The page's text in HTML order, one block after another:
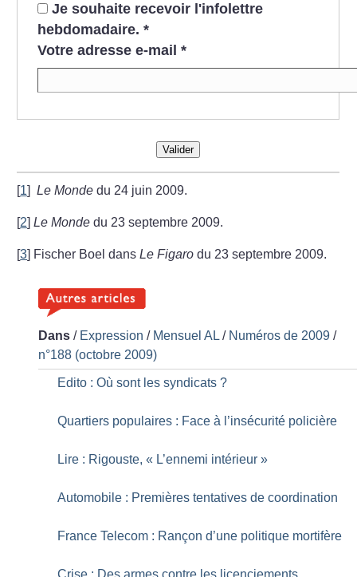
Je souhaite recevoir l'infolettre
hebdomadaire. *
Votre adresse e-mail *
Valider
[1] Le Monde du 24 juin 2009.
[2]Le Monde du 23 septembre 2009.
[3] Fischer Boel dansLe Figaro du 23 septembre 2009.
Dans / Expression / Mensuel AL/ Numéros de 2009 /
n°188 (octobre 2009)
Edito : Où sont les syndicats ?
Quartiers populaires : Face à l’insécurité policière
Lire : Rigouste, « L’ennemi intérieur »
Automobile : Premières tentatives de coordination
France Telecom : Rançon d’une politique mortifère